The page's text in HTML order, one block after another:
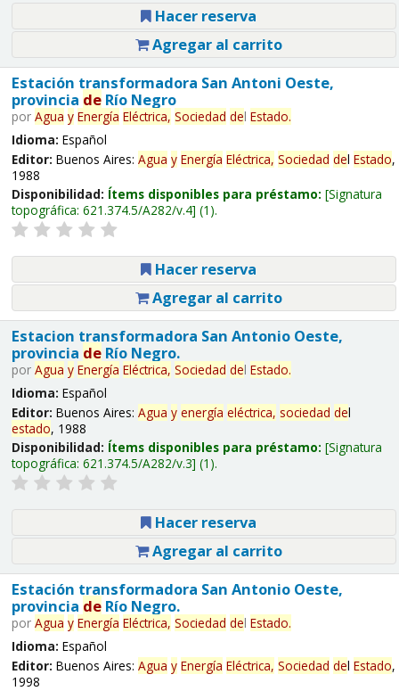
Hacer reserva
Agregar al carrito
Estación transformadora San Antoni Oeste,
provincia deRío Negro
por Agua y Energía Eléctrica, Sociedad del Estado.
Idioma: Español
Editor: Buenos Aires: Agua y Energía Eléctrica, Sociedad del Estado,
1988
Disponibilidad: Ítems disponibles para préstamo: Signatura
topográfica: 621.374.5/A282/v.4 (1).
Hacer reserva
Agregar al carrito
Estacion transformadora San Antonio Oeste,
provincia deRío Negro.
por Agua y Energía Eléctrica, Sociedad del Estado.
Idioma: Español
Editor: Buenos Aires: Agua y energía eléctrica, sociedad del
estado, 1988
Disponibilidad: Ítems disponibles para préstamo: Signatura
topográfica: 621.374.5/A282/v.3 (1).
Hacer reserva
Agregar al carrito
Estación transformadora San Antonio Oeste,
provincia deRío Negro.
por Agua y Energía Eléctrica, Sociedad del Estado.
Idioma: Español
Editor: Buenos Aires: Agua y Energía Eléctrica, Sociedad del Estado,
1998